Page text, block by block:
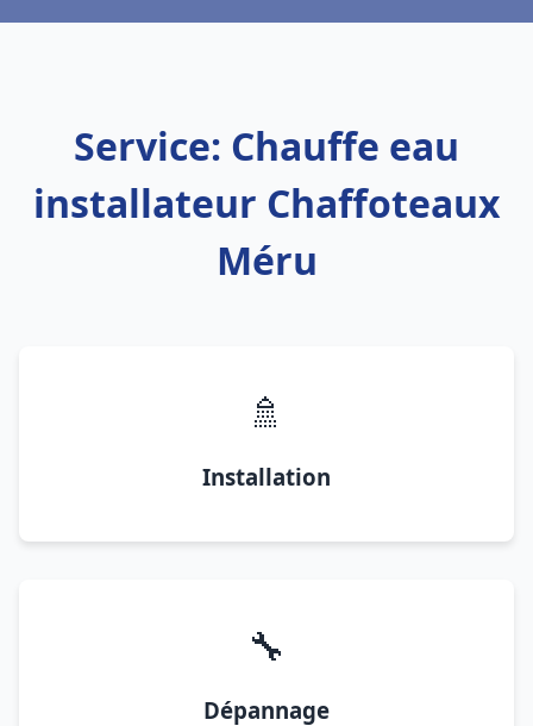
Service: Chauffe eau
installateur Chaffoteaux
Méru
🚿
Installation
🔧
Dépannage